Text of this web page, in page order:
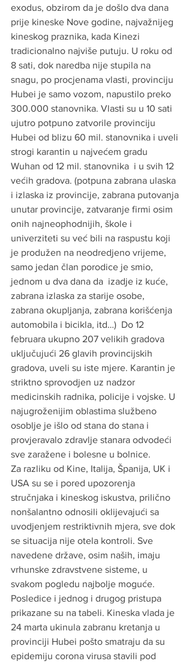
exodus, obzirom da je došlo dva dana
prije kineske Nove godine, najvažnijeg
kineskog praznika, kada Kinezi
tradicionalno najviše putuju. U roku od
8 sati, dok naredba nije stupila na
snagu, po procjenama vlasti, provinciju
Hubei je samo vozom, napustilo preko
300.000 stanovnika. Vlasti su u 10 sati
ujutro potpuno zatvorile provinciju
Hubei od blizu 60 mil. stanovnika i uveli
strogi karantin u najvećem gradu
Wuhan od 12 mil. stanovnika  i u svih 12
većih gradova. (potpuna zabrana ulaska
i izlaska iz provincije, zabrana putovanja
unutar provincije, zatvaranje firmi osim
onih najneophodnijih, škole i
univerziteti su već bili na raspustu koji
je produžen na neodredjeno vrijeme,
samo jedan član porodice je smio,
jednom u dva dana da  izadje iz kuće,
zabrana izlaska za starije osobe,
zabrana okupljanja, zabrana korišćenja
automobila i bicikla, itd…)  Do 12
februara ukupno 207 velikih gradova
uključujući 26 glavih provincijskih
gradova, uveli su iste mjere. Karantin je
striktno sprovodjen uz nadzor
medicinskih radnika, policije i vojske. U
najugroženijim oblastima službeno
osoblje je išlo od stana do stana i
provjeravalo zdravlje stanara odvodeći
sve zaražene i bolesne u bolnice.
Za razliku od Kine, Italija, Španija, UK i
USA su se i pored upozorenja
stručnjaka i kineskog iskustva, prilično
nonšalantno odnosili oklijevajući sa
uvodjenjem restriktivnih mjera, sve dok
se situacija nije otela kontroli. Sve
navedene države, osim naših, imaju
vrhunske zdravstvene sisteme, u
svakom pogledu najbolje moguće.
Posledice i jednog i drugog pristupa
prikazane su na tabeli. Kineska vlada je
24 marta ukinula zabranu kretanja u
provinciji Hubei pošto smatraju da su
epidemiju corona virusa stavili pod